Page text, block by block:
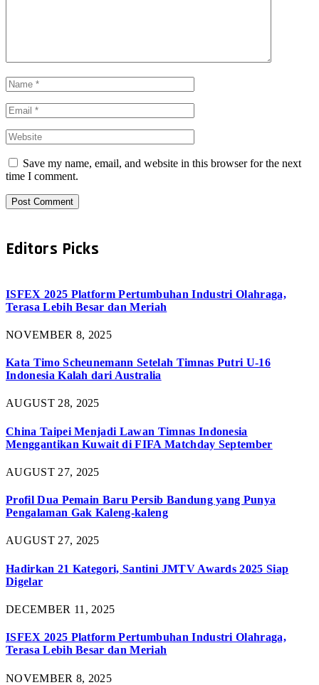
Save my name, email, and website in this browser for the next
time I comment.
Editors Picks
ISFEX 2025 Platform Pertumbuhan Industri Olahraga,
Terasa Lebih Besar dan Meriah
NOVEMBER 8, 2025
Kata Timo Scheunemann Setelah Timnas Putri U-16
Indonesia Kalah dari Australia
AUGUST 28, 2025
China Taipei Menjadi Lawan Timnas Indonesia
Menggantikan Kuwait di FIFA Matchday September
AUGUST 27, 2025
Profil Dua Pemain Baru Persib Bandung yang Punya
Pengalaman Gak Kaleng-kaleng
AUGUST 27, 2025
Hadirkan 21 Kategori, Santini JMTV Awards 2025 Siap
Digelar
DECEMBER 11, 2025
ISFEX 2025 Platform Pertumbuhan Industri Olahraga,
Terasa Lebih Besar dan Meriah
NOVEMBER 8, 2025